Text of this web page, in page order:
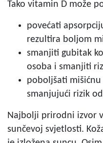
Tako vitamin D može
povećati
rezultira boljom
smanjiti gubitak
osoba i smanjiti
poboljšati
smanjujući rizik
Najbolji prirodni izvor
sunčevoj svjetlosti.